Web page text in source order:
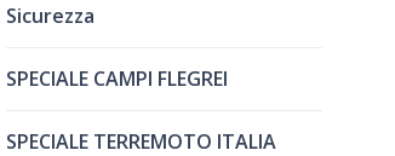
Sicurezza
SPECIALE CAMPI FLEGREI
SPECIALE TERREMOTO ITALIA